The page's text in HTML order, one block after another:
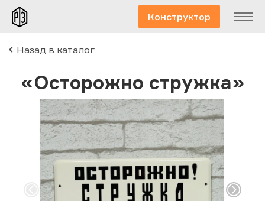
Конструктор
Назад в каталог
«Осторожно стружка»